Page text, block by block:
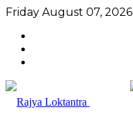
Friday August 07, 2026